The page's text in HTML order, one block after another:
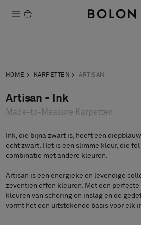
Duurzaamheid
Installatie
Onderhoud
Samenwerkingen met Designers
Stories
Over ons
HOME KARPETTEN ARTISAN
Artisan - Ink
Made-to-Measure Karpetten
Ink, die bijna zwart is, heeft een
echt zwart. Het is een slimme kleur, die
combinatie met andere kleuren.
Artisan is een energieke en levendige
zeventien effen kleuren. Met een perfecte
kleuren van schering en inslag en de
vormt het een uitstekende basis voor elk